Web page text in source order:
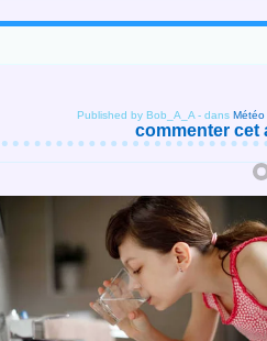
Published by Bob_A_A - dans
commenter cet